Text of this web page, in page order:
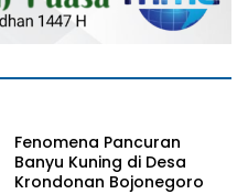
Fenomena Pancuran
Banyu Kuning di Desa
Krondonan Bojonegoro